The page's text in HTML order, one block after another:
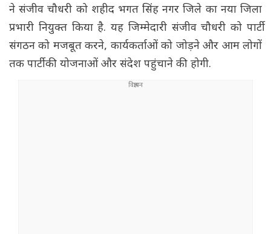
ने संजीव चौधरी को शहीद भगत सिंह नगर जिले का नया जिला
प्रभारी नियुक्त किया है. यह जिम्मेदारी संजीव चौधरी को पार्टी
संगठन को मजबूत करने, कार्यकर्ताओं को जोड़ने और आम लोगों
तक पार्टी की योजनाओं और संदेश पहुंचाने की होगी.